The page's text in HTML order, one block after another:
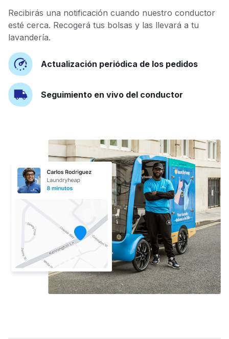
Recibirás una notificación cuando nuestro conductor
esté cerca. Recogerá tus bolsas y las llevará a tu
lavandería.
Actualización periódica de los pedidos
Seguimiento en vivo del conductor